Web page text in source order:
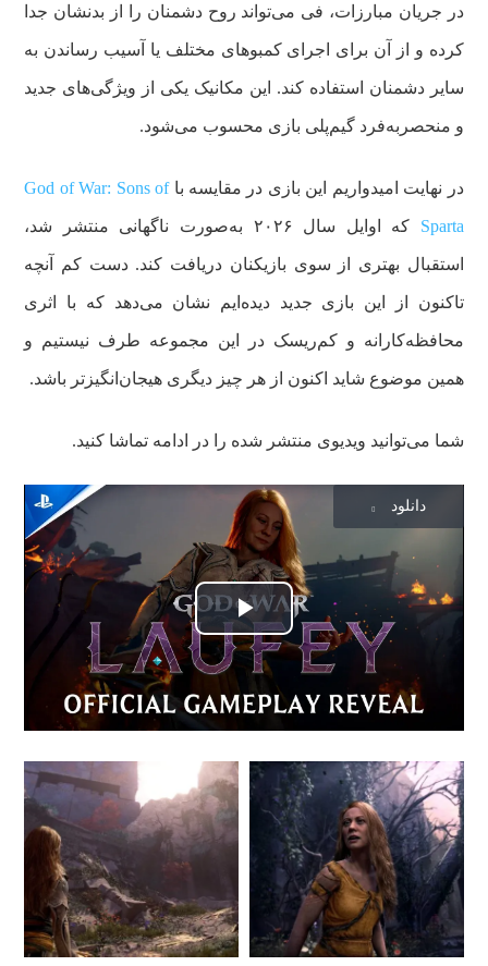
در جریان مبارزات، فی می‌تواند روح دشمنان را از بدنشان جدا
کرده و از آن برای اجرای کمبوهای مختلف یا آسیب رساندن به
سایر دشمنان استفاده کند. این مکانیک یکی از ویژگی‌های جدید
و منحصربه‌فرد گیم‌پلی بازی محسوب می‌شود.
در نهایت امیدواریم این بازی در مقایسه باGod of War: Sons of
Sparta که اوایل سال ۲۰۲۶ به‌صورت ناگهانی منتشر شد،
استقبال بهتری از سوی بازیکنان دریافت کند. دست‌ کم آنچه
تاکنون از این بازی جدید دیده‌ایم نشان می‌دهد که با اثری
محافظه‌کارانه و کم‌ریسک در این مجموعه طرف نیستیم و
همین موضوع شاید اکنون از هر چیز دیگری هیجان‌انگیزتر باشد.
شما می‌توانید ویدیوی منتشر شده را در ادامه تماشا کنید.
پخش
ویدیو
دانلود